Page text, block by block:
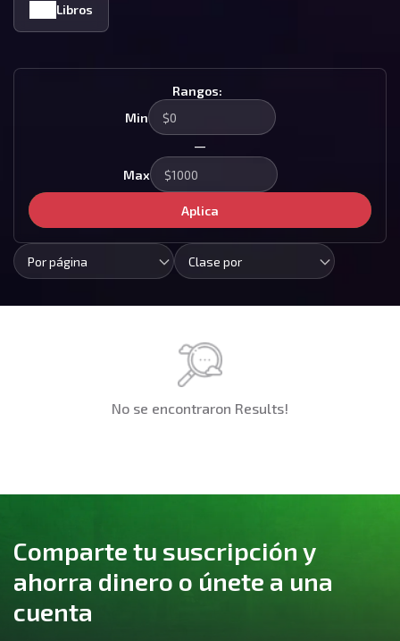
Libros
Rangos:
Min
—
Max
Aplica
Por página Clase por
No se encontraron Results!
Comparte tu suscripción y
ahorra dinero o únete a una
cuenta